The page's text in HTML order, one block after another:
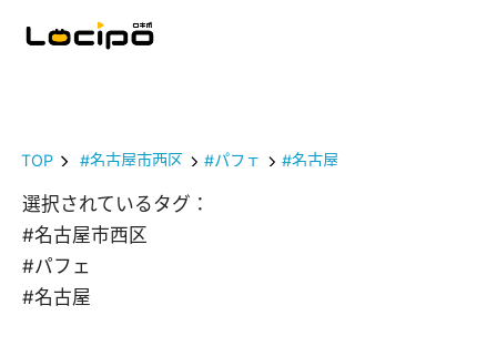
TOP #名古屋市西区 #パフェ #名古屋
選択されているタグ：
#名古屋市西区
#パフェ
#名古屋